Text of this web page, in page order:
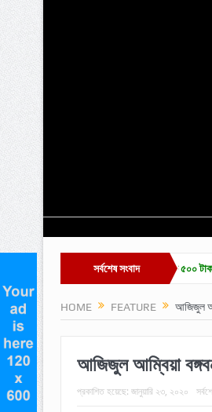
সর্বশেষ সংবাদ
ইউনিয়ন নির্বাচন ও দৈনিক ৫০০ টাকা মজুরির দাবিতে
HOME FEATURE আজিজুল
আজিজুল আম্বিয়া
প্রকাশিত হয়েছে: জানুয়ারি ২৩, ২০২০